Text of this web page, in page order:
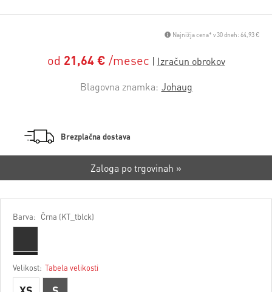
Najnižja cena* v 30 dneh: 64,93 €
od 21,64 € /mesec
Blagovna znamka: Johaug
Brezplačna dostava
Zaloga po trgovinah »
Barva: Črna (KT_tblck)
Velikost: Tabela velikosti